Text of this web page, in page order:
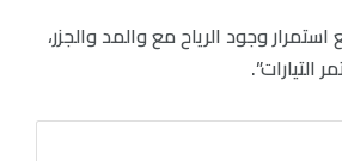
وجود الرياح مع والمد والجزر،
التيارات”.